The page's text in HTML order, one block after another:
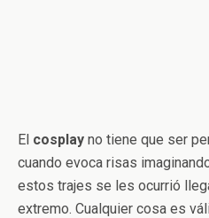
El cosplay no tiene que ser
cuando evoca risas
estos trajes se les ocurrió
extremo. Cualquier cosa es